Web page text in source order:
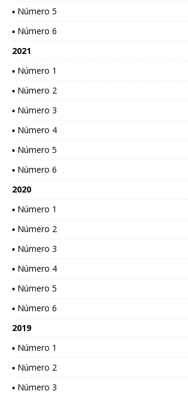
▪ Número 5
▪ Número 6
2021
▪ Número 1
▪ Número 2
▪ Número 3
▪ Número 4
▪ Número 5
▪ Número 6
2020
▪ Número 1
▪ Número 2
▪ Número 3
▪ Número 4
▪ Número 5
▪ Número 6
2019
▪ Número 1
▪ Número 2
▪ Número 3